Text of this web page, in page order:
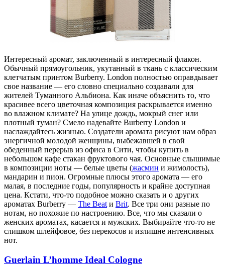
Интересный аромат, заключенный в интересный флакон.
Обычный прямоугольник, укутанный в ткань с классическим
клетчатым принтом Burberry. London полностью оправдывает
свое название — его словно специально создавали для
жителей Туманного Альбиона. Как иначе объяснить то, что
красивее всего цветочная композиция раскрывается именно
во влажном климате? На улице дождь, мокрый снег или
плотный туман? Смело надевайте Burberry London и
наслаждайтесь жизнью. Создатели аромата рисуют нам образ
энергичной молодой женщины, выбежавшей в свой
обеденный перерыв из офиса в Сити, чтобы купить в
небольшом кафе стакан фруктового чая. Основные слышимые
в композиции ноты — белые цветы (жасмин и жимолость),
мандарин и пион. Огромные плюсы этого аромата — его
малая, в последние годы, популярность и крайне доступная
цена. Кстати, что-то подобное можно сказать и о других
ароматах Burberry — The Beat и Brit. Все три они разные по
нотам, но похожие по настроению. Все, что мы сказали о
женских ароматах, касается и мужских. Выбирайте что-то не
слишком шлейфовое, без перекосов и излишне интенсивных
нот.
Guerlain L’homme Ideal Cologne